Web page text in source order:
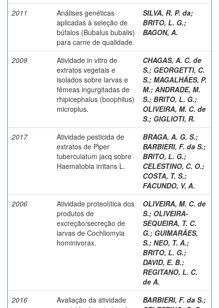
2011
Análises genéticas
aplicadas à seleção de
búfalos (Bubalus bubalis)
para carne de qualidade.
SILVA, R. P. da;
BRITO, L. G.;
BAGON, A.
2009
Atividade in vitro de
extratos vegetais e
isolados sobre larvas e
fêmeas ingurgitadas de
rhipicephalus (boophilus)
microplus.
CHAGAS, A. C. de
S.; GEORGETTI, C.
S.; MAGALHÃES, P.
M.; ANDRADE, M.
S.; BRITO, L. G.;
OLIVEIRA, M. C. de
S.; GIGLIOTI, R.
2017
Atividade pesticida de
extratos de Piper
tuberculatum jacq sobre
Haematobia irritans L.
BRAGA, A. G. S.;
BARBIERI, F. da S.;
BRITO, L. G.;
CELESTINO, C. O.;
COSTA, T. S.;
FACUNDO, V. A.
2006
Atividade proteolítica dos
produtos de
excreção/secreção de
larvas de Cochliomyia
hominivorax.
OLIVEIRA, M. C. de
S.; OLIVEIRA-
SEQUEIRA, T. C.
G.; GUIMARÃES,
S.; NEO, T. A.;
BRITO, L. G.;
DAVID, E. B.;
REGITANO, L. C.
de A.
2016
Avaliação da atividade
BARBIERI, F. da S.;